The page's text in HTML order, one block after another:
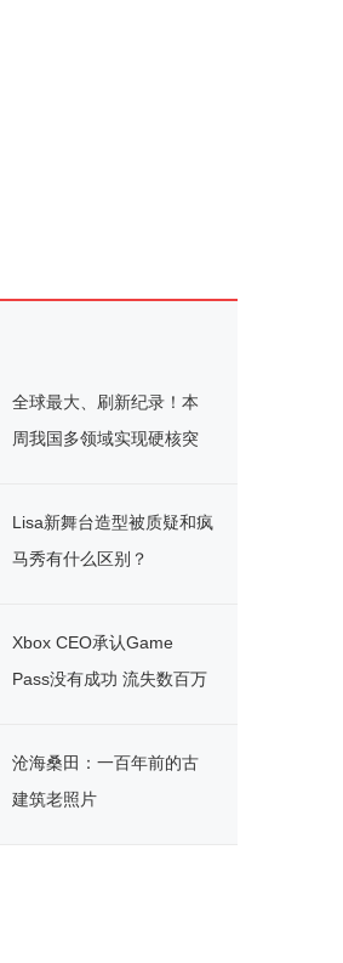
全球最大、刷新纪录！本
周我国多领域实现硬核突
Lisa新舞台造型被质疑和疯
马秀有什么区别？
Xbox CEO承认Game
Pass没有成功 流失数百万
沧海桑田：一百年前的古
建筑老照片